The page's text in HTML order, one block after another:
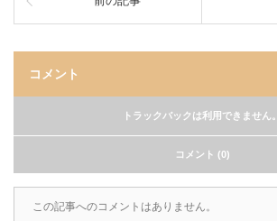
コメント
トラックバックは利用できません。
コメント (0)
この記事へのコメントはありません。